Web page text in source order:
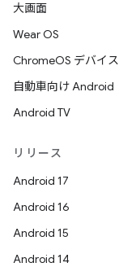
大画面
Wear OS
ChromeOS デバイス
自動車向け Android
Android TV
リリース
Android 17
Android 16
Android 15
Android 14